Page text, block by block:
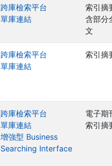
跨庫檢索平台
單庫連結
索引摘
含部分
文
跨庫檢索平台
單庫連結
索引摘
跨庫檢索平台
單庫連結
增強型 Business
Searching Interface
電子期
索引摘